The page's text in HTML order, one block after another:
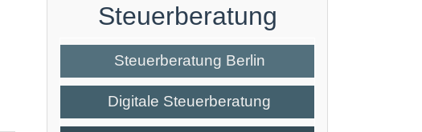
Steuerberatung
Steuerberatung Berlin
Digitale Steuerberatung